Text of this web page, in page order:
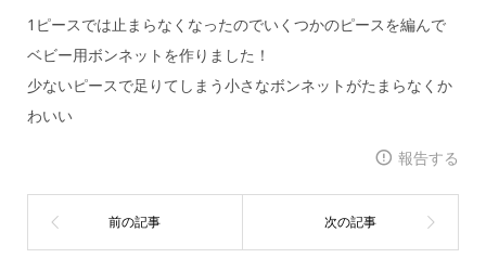
1ピースでは止まらなくなったのでいくつかのピースを編んで
ベビー用ボンネットを作りました！
少ないピースで足りてしまう小さなボンネットがたまらなくか
わいい
報告する